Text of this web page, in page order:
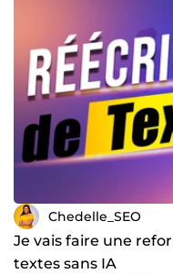
Chedelle_SEO
Je vais faire une
textes sans IA